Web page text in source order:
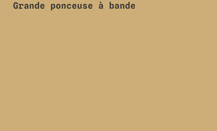
Grande ponceuse à bande